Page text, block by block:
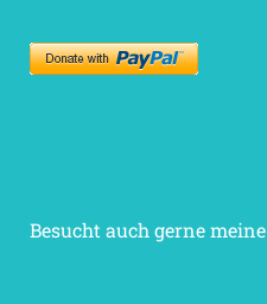
Besucht auch gerne meine